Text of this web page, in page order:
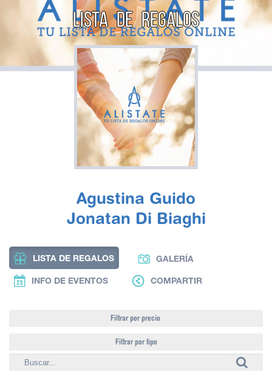
LISTA DE REGALOS
Agustina Guido
Jonatan Di Biaghi
LISTA DE REGALOS GALERÍA
INFO DE EVENTOS COMPARTIR
Filtrar por precio
Filtrar por tipo